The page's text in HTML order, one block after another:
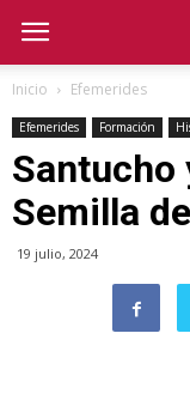
Inicio Efemerides
Efemerides Formación
Santucho
Semilla
19 julio, 2024